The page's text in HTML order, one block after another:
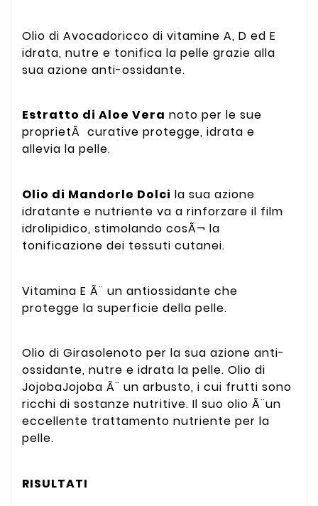
Olio di Avocadoricco di vitamine A, D ed E
idrata, nutre e tonifica la pelle grazie alla
sua azione anti-ossidante.
Estratto di Aloe Vera noto per le sue
proprietÃ curative protegge, idrata e
allevia la pelle.
Olio di Mandorle Dolci la sua azione
idratante e nutriente va a rinforzare il film
idrolipidico, stimolando cosÃ¬ la
tonificazione dei tessuti cutanei.
Vitamina E Ã¨ un antiossidante che
protegge la superficie della pelle.
Olio di Girasolenoto per la sua azione anti-
ossidante, nutre e idrata la pelle. Olio di
JojobaJojoba Ã¨ un arbusto, i cui frutti sono
ricchi di sostanze nutritive. Il suo olio Ã¨un
eccellente trattamento nutriente per la
pelle.
RISULTATI